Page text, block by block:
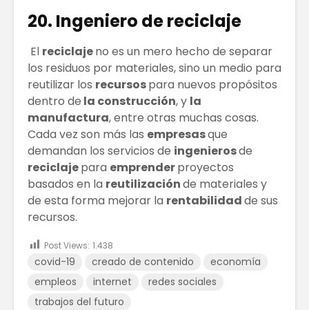
20. Ingeniero de reciclaje
El reciclajeno es un mero hecho de separar
los residuos por materiales, sino un medio para
reutilizar los recursospara nuevos propósitos
dentro de la construcción, y la
manufactura, entre otras muchas cosas.
Cada vez son más las empresasque
demandan los servicios de ingenierosde
reciclajepara emprenderproyectos
basados en la reutilizaciónde materiales y
de esta forma mejorar la rentabilidadde sus
recursos.
Post Views: 1.438
covid-19 creado de contenido
economía
empleos
internet
redes sociales
trabajos del futuro